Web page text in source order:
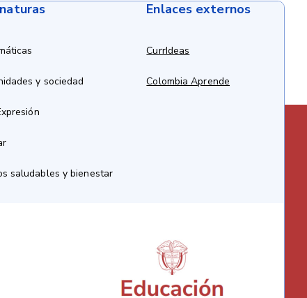
y sociedad
saludables y bienestar
Enlaces externos
CurrIdeas
Colombia Aprende